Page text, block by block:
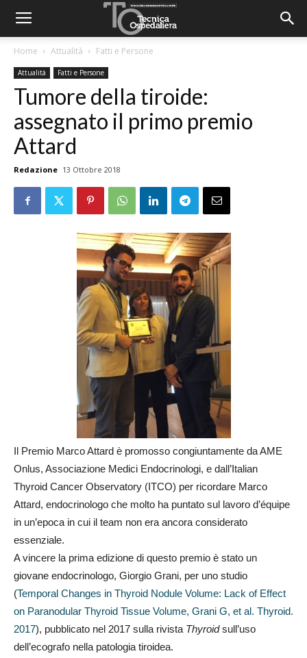
Home Attualità Fatti e Persone
Attualità Fatti e Persone
Tumore della tiroide:
assegnato il primo premio
Attard
Redazione 13 Ottobre 2018
Il Premio Marco Attard è promosso congiuntamente da AME
Onlus, Associazione Medici Endocrinologi, e dall’Italian
Thyroid Cancer Observatory (ITCO) per ricordare Marco
Attard, endocrinologo che molto ha puntato sul lavoro d’équipe
in un’epoca in cui il team non era ancora considerato
essenziale.
A vincere la prima edizione di questo premio è stato un
giovane endocrinologo, Giorgio Grani, per uno studio
(Temporal Changes in Thyroid Nodule Volume: Lack of Effect
on Paranodular Thyroid Tissue Volume, Grani G, et al. Thyroid.
2017), pubblicato nel 2017 sulla rivista Thyroidsull’uso
dell’ecografo nella patologia tiroidea.